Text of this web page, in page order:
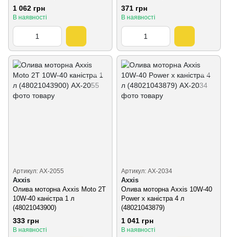
1 062 грн
В наявності
371 грн
В наявності
Артикул: AX-2055
Axxis
Олива моторна Axxis Moto 2T
10W-40 каністра 1 л
(48021043900)
333 грн
В наявності
Артикул: AX-2034
Axxis
Олива моторна Axxis 10W-40
Power х каністра 4 л
(48021043879)
1 041 грн
В наявності